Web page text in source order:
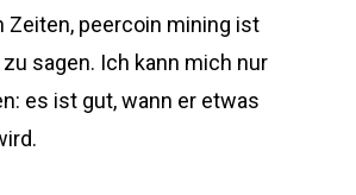
Zeiten, peercoin mining ist
sagen. Ich kann mich nur
es ist gut, wann er etwas